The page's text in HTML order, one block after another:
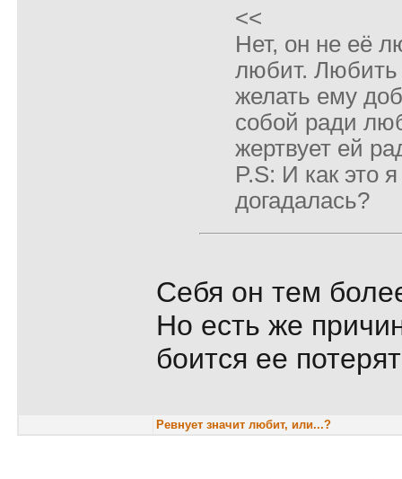
<<
Нет, он не её
любит. Любить
желать ему
собой ради
жертвует ей
P.S: И как это
догадалась?
Себя он тем
Но есть же
боится ее
Ревнует значит любит, или...?